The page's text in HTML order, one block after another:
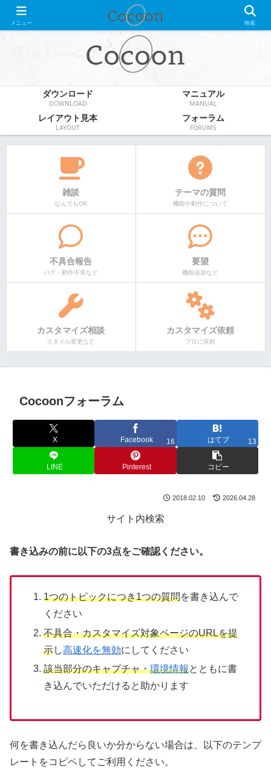
WordPress無料テーマ
ダウンロード
DOWNLOAD
マニュアル
MANUAL
レイアウト見本
LAYOUT
フォーラム
FORUMS
雑談
なんでもOK
テーマの質問
機能や動作について
不具合報告
バグ・動作不良など
要望
機能追加など
カスタマイズ相談
スタイル変更など
カスタマイズ依頼
プロに依頼
Cocoonフォーラム
X Facebook 16 はてブ 13
LINE Pinterest コピー
2018.02.10 2026.04.28
サイト内検索
書き込みの前に以下の3点をご確認ください。
1つのトピックにつき1つの質問を書き込んで
ください
不具合・カスタマイズ対象ページのURLを提
示し高速化を無効にしてください
該当部分のキャプチャ・環境情報とともに書
き込んでいただけると助かります
何を書き込んだら良いか分からない場合は、以下のテンプ
レートをコピペしてご利用ください。
メニュー 検索